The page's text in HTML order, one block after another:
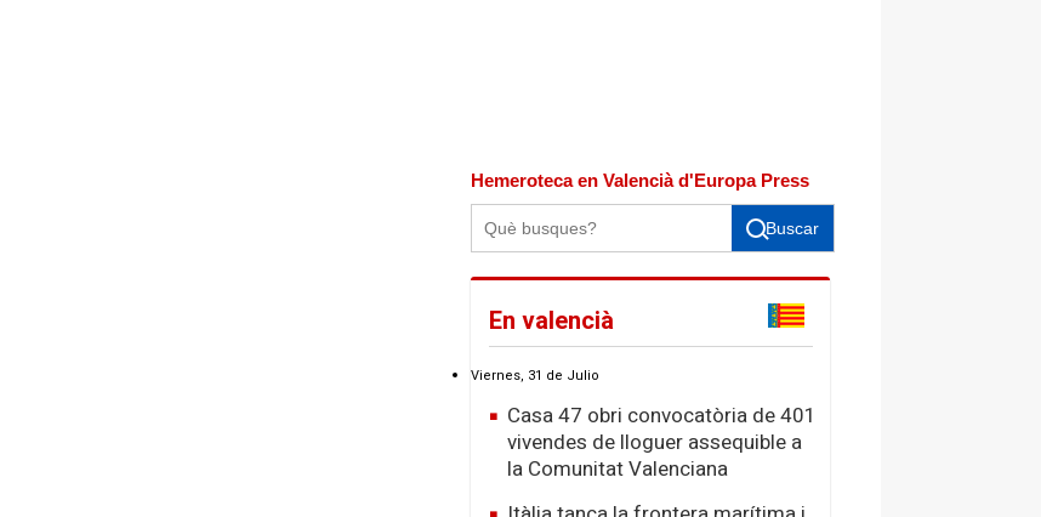
Hemeroteca en Valencià d'Europa Press
Buscar
En valencià
Viernes, 31 de Julio
Casa 47 obri convocatòria de 401
vivendes de lloguer assequible a
la Comunitat Valenciana